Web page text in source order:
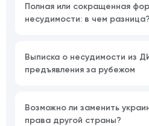
Полная или сокращенная
несудимости: в чем разница?
Выписка о несудимости из
предъявления за рубежом
Возможно ли заменить
права другой страны?